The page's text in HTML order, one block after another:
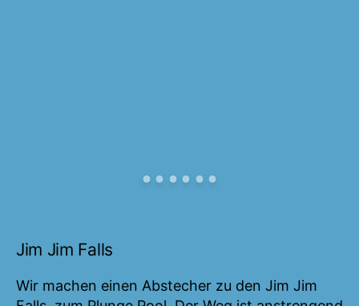
Jim Jim Falls
Wir machen einen Abstecher zu den Jim Jim